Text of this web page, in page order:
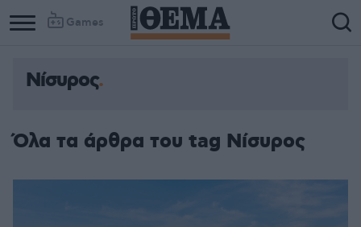
Games
Νίσυρος
Όλα τα άρθρα του tag Νίσυρος